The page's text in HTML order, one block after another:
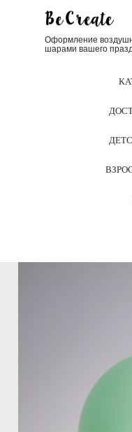
Оформление
шарами вашего